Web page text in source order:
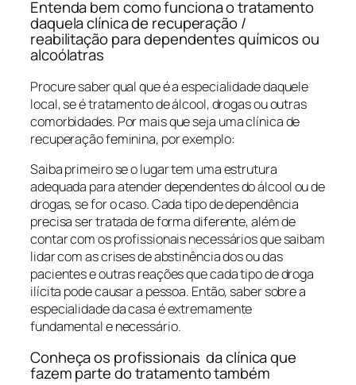
Entenda bem como funciona o tratamento
daquela clínica de recuperação /
reabilitação para dependentes químicos ou
alcoólatras
Procure saber qual que é a especialidade daquele
local, se é tratamento de álcool, drogas ou outras
comorbidades. Por mais que seja uma clínica de
recuperação feminina, por exemplo:
Saiba primeiro se o lugar tem uma estrutura
adequada para atender dependentes do álcool ou de
drogas, se for o caso. Cada tipo de dependência
precisa ser tratada de forma diferente, além de
contar com os profissionais necessários que saibam
lidar com as crises de abstinência dos ou das
pacientes e outras reações que cada tipo de droga
ilícita pode causar a pessoa. Então, saber sobre a
especialidade da casa é extremamente
fundamental e necessário.
Conheça os profissionais da clínica que
fazem parte do tratamento também